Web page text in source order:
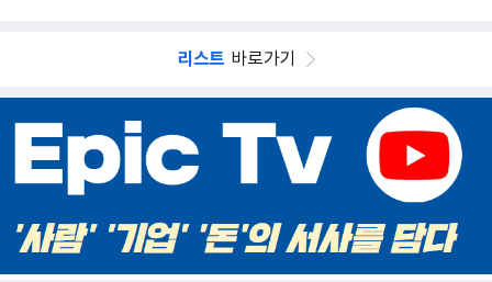
리스트 바로가기